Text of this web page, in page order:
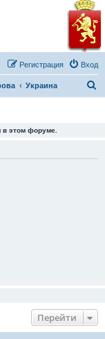
Вход
Регистрация
Украина
в этом форуме.
Перейти